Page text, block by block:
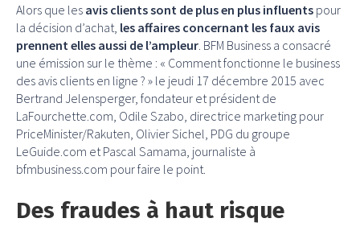
Alors que les avis clients sont de plus en plus influents pour
la décision d’achat, les affaires concernant les faux avis
prennent elles aussi de l’ampleur . BFM Business a consacré
une émission sur le thème : « Comment fonctionne le business
des avis clients en ligne ? » le jeudi 17 décembre 2015 avec
Bertrand Jelensperger, fondateur et président de
LaFourchette.com, Odile Szabo, directrice marketing pour
PriceMinister/Rakuten, Olivier Sichel, PDG du groupe
LeGuide.com et Pascal Samama, journaliste à
bfmbusiness.com pour faire le point.
Des fraudes à haut risque